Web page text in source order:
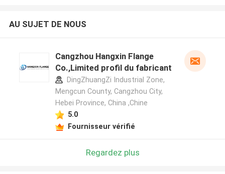
AU SUJET DE NOUS
Cangzhou Hangxin Flange
Co.,Limited profil du fabricant
DingZhuangZi Industrial Zone,
Mengcun County, Cangzhou City,
Hebei Province, China ,Chine
5.0
Fournisseur vérifié
Regardez plus